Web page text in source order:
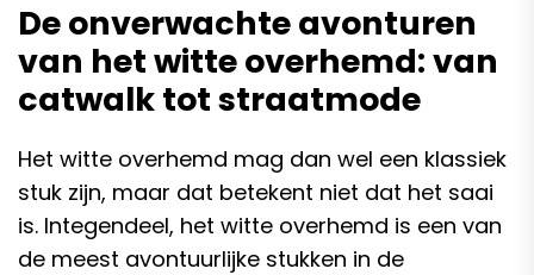
De onverwachte avonturen
van het witte overhemd: van
catwalk tot straatmode
Het witte overhemd mag dan wel een klassiek
stuk zijn, maar dat betekent niet dat het saai
is. Integendeel, het witte overhemd is een van
de meest avontuurlijke stukken in de